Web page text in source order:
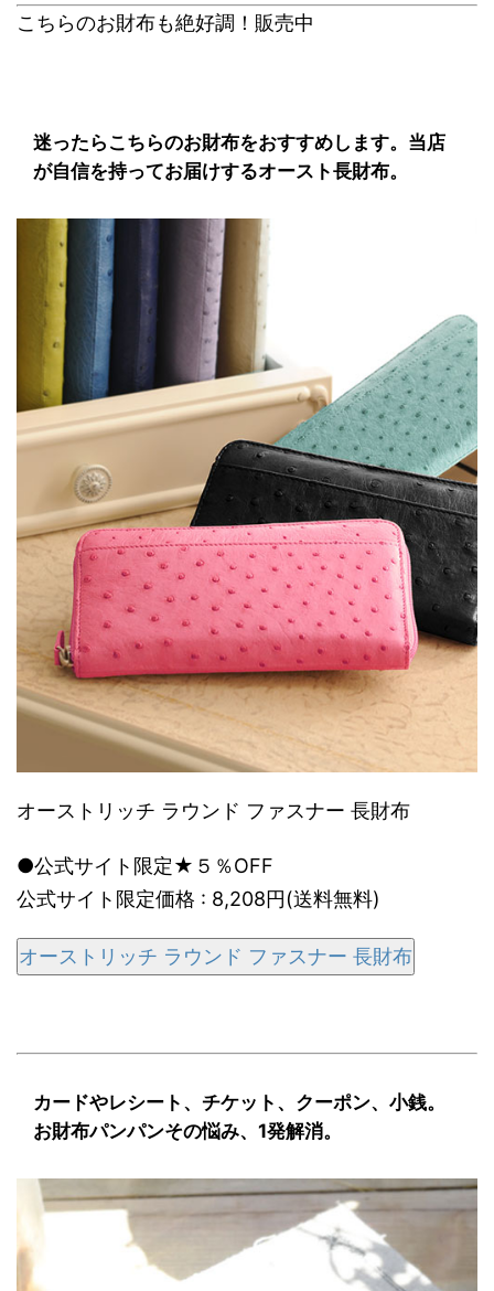
こちらのお財布も絶好調！販売中
迷ったらこちらのお財布をおすすめします。当店
が自信を持ってお届けするオースト長財布。
オーストリッチ ラウンド ファスナー 長財布
●公式サイト限定★５％OFF
公式サイト限定価格 : 8,208円(送料無料)
オーストリッチ ラウンド ファスナー 長財布
カードやレシート、チケット、クーポン、小銭。
お財布パンパンその悩み、1発解消。